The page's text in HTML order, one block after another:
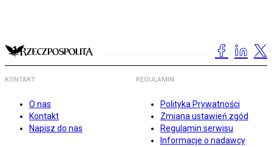
KONTAKT
O nas
Kontakt
Napisz do nas
REGULAMIN
Polityka Prywatności
Zmiana ustawień zgód
Regulamin serwisu
Informacje o nadawcy